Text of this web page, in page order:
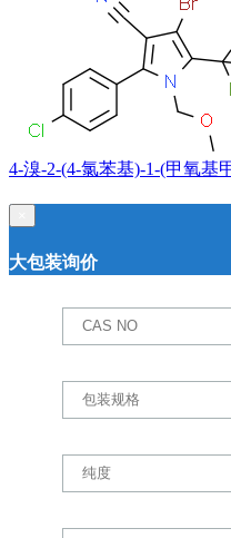
4-溴-2-(4-氯苯基)-1-(甲氧基
大包装询价